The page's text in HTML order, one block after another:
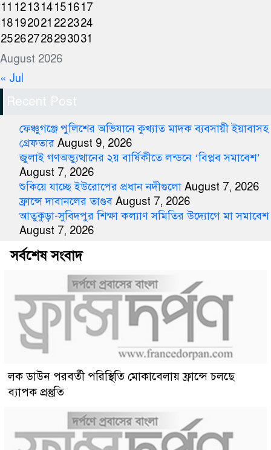
August 2026
11 121314151617
18192021 222324
25262728293031
« Jul
Recent Post
ফেঞ্চুগঞ্জে পুলিশের অভিযানে কুখ্যাত মাদক ব্যবসায়ী ইয়াবাসহ
গ্রেফতার August 9, 2026
জুলাই গণঅভ্যুত্থানের ২য় বার্ষিকীতে লন্ডনে ‘বিপ্লব সমাবেশ’
August 7, 2026
শুকিয়ে যাচ্ছে ইউরোপের প্রধান নদীগুলো August 7, 2026
ফ্রান্সে দাবানলের তাণ্ডব August 7, 2026
আতুকুড়া-সুবিদপুর শিক্ষা কল্যাণ সমিতির উদ্যোগে মা সমাবেশ
August 7, 2026
সর্বশেষ সংবাদ
লক ডাউন পরবর্তী পরিস্থিতি মোকাবেলায় ফ্রান্সে চলছে
ব্যাপক প্রস্তুতি